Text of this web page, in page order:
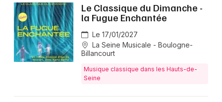
Le Classique du Dimanche -
la Fugue Enchantée
Le 17/01/2027
La Seine Musicale - Boulogne-
Billancourt
Musique classique dans les Hauts-de-
Seine